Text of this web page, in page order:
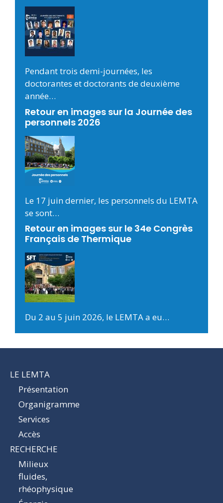
Pendant trois demi-journées, les
doctorantes et doctorants de deuxième
année…
Retour en images sur la Journée des
personnels 2026
Le 17 juin dernier, les personnels du LEMTA
se sont…
Retour en images sur le 34e Congrès
Français de Thermique
Du 2 au 5 juin 2026, le LEMTA a eu…
LE LEMTA
Présentation
Organigramme
Services
Accès
RECHERCHE
Milieux
fluides,
rhéophysique